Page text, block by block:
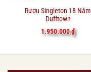
Rượu Singleton 18 Năm
Dufftown
1.950.000₫